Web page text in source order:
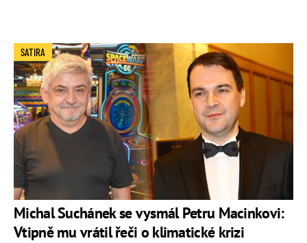
Michal Suchánek se vysmál Petru Macinkovi:
Vtipně mu vrátil řeči o klimatické krizi
SATIRA